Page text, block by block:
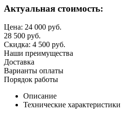
Актуальная стоимость:
Цена: 24 000 руб.
28 500 руб.
Скидка: 4 500 руб.
Наши преимущества
Доставка
Варианты оплаты
Порядок работы
Описание
Технические характеристики